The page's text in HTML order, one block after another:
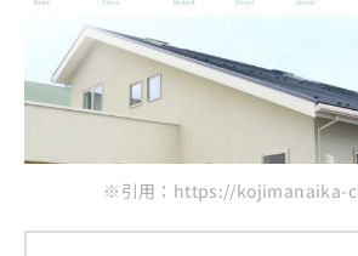
※引用：https://kojimanaika-